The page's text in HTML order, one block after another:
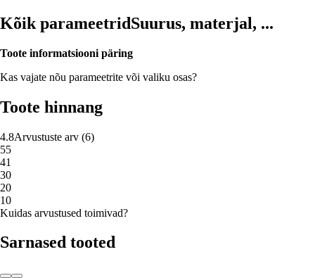
Kõik parameetridSuurus, materjal, ...
Toote informatsiooni päring
Kas vajate nõu parameetrite või valiku osas?
Toote hinnang
4.8Arvustuste arv (6)
55
41
30
20
10
Kuidas arvustused toimivad?
Sarnased tooted